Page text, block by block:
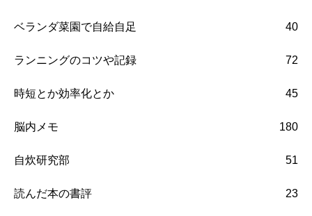
ベランダ菜園で自給自足 40
ランニングのコツや記録 72
時短とか効率化とか 45
脳内メモ 180
自炊研究部 51
読んだ本の書評 23